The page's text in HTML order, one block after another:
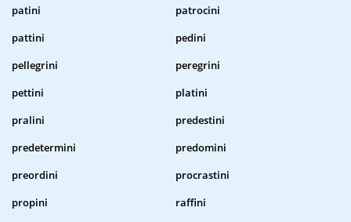
patini
patrocini
pattini
pedini
pellegrini
peregrini
pettini
platini
pralini
predestini
predetermini
predomini
preordini
procrastini
propini
raffini